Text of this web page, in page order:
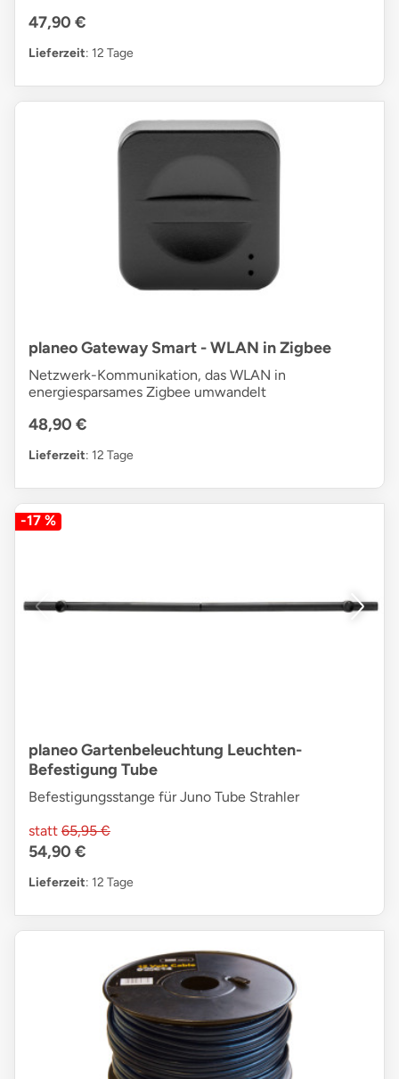
47,90 €
Lieferzeit: 12 Tage
planeo Gateway Smart - WLAN in Zigbee
Netzwerk-Kommunikation, das WLAN in
energiesparsames Zigbee umwandelt
48,90 €
Lieferzeit: 12 Tage
-17 %
planeo Gartenbeleuchtung Leuchten-
Befestigung Tube
Befestigungsstange für Juno Tube Strahler
statt 65,95 €
54,90 €
Lieferzeit: 12 Tage